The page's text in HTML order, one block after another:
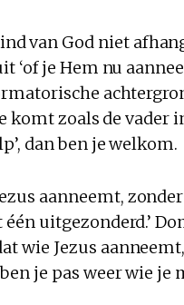
van God niet
‘of je Hem nu
komt zoals de vader
dan ben je welkom.
aanneemt, zonder
uitgezonderd.’
wie Jezus
je pas weer wie je